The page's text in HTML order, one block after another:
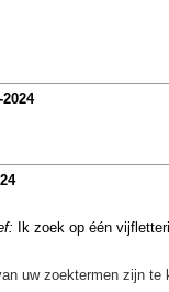
Ik zoek op één
uw zoektermen zijn